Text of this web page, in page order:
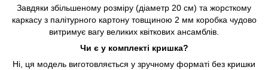
Завдяки збільшеному розміру (діаметр 20 см) та жорсткому
каркасу з палітурного картону товщиною 2 мм коробка чудово
витримує вагу великих квіткових ансамблів.
Чи є у комплекті кришка?
Ні, ця модель виготовляється у зручному форматі без кришки